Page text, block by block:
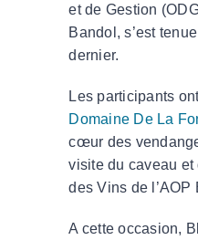
et de Gestion
Bandol, s’est
dernier.
Les participants
Domaine De La
cœur des
visite du caveau et
des Vins de l’AOP
A cette occasion,